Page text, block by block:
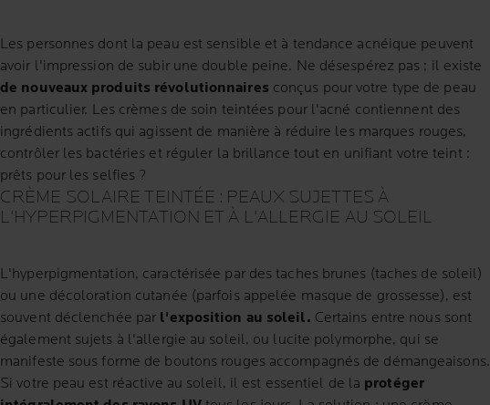
Les personnes dont la peau est sensible et à tendance acnéique peuvent
avoir l'impression de subir une double peine. Ne désespérez pas ; il existe
de nouveaux produits révolutionnaires conçus pour votre type de peau
en particulier. Les crèmes de soin teintées pour l'acné contiennent des
ingrédients actifs qui agissent de manière à réduire les marques rouges,
contrôler les bactéries et réguler la brillance tout en unifiant votre teint :
prêts pour les selfies ?
CRÈME SOLAIRE TEINTÉE : PEAUX SUJETTES À
L'HYPERPIGMENTATION ET À L'ALLERGIE AU SOLEIL
L'hyperpigmentation, caractérisée par des taches brunes (taches de soleil)
ou une décoloration cutanée (parfois appelée masque de grossesse), est
souvent déclenchée par l'exposition au soleil. Certains entre nous sont
également sujets à l'allergie au soleil, ou lucite polymorphe, qui se
manifeste sous forme de boutons rouges accompagnés de démangeaisons.
Si votre peau est réactive au soleil, il est essentiel de la protéger